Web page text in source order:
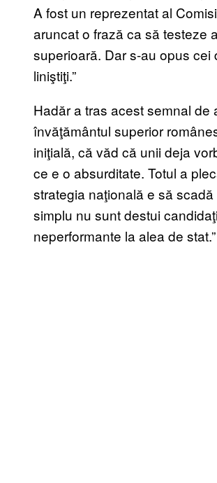
A fost un reprezentat al
aruncat o frază ca să testeze
superioară. Dar s-au opus cei
liniştiţi.”
Hadăr a tras acest semnal
învăţământul superior
iniţială, că văd că unii deja
ce e o absurditate. Totul a
strategia naţională e să
simplu nu sunt destui
neperformante la alea de stat.”